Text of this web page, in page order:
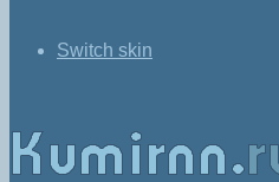
Switch skin